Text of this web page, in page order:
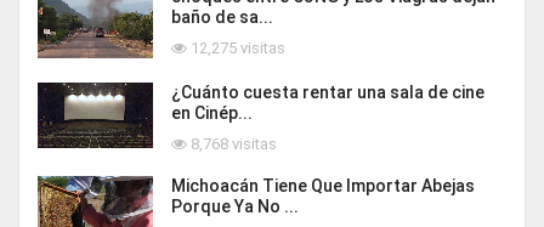
baño de sa...
12,275 visitas
¿Cuánto cuesta rentar una sala de cine
en Cinép...
8,768 visitas
Michoacán Tiene Que Importar Abejas
Porque Ya No ...